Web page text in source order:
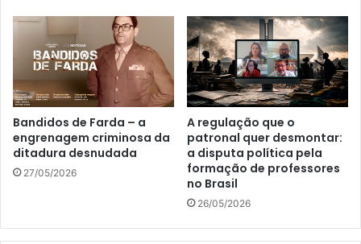
Bandidos de Farda – a
engrenagem criminosa da
ditadura desnudada
27/05/2026
A regulação que o
patronal quer desmontar:
a disputa política pela
formação de professores
no Brasil
26/05/2026